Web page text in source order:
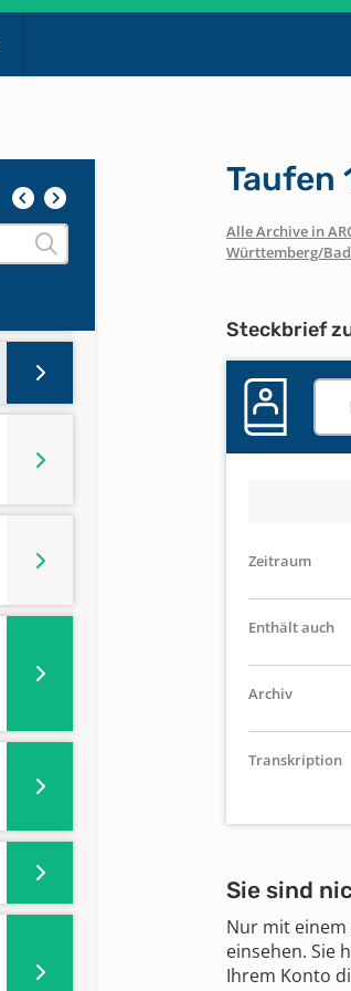
Taufen
Alle Archive in
Württemberg/
Steckbrief
Zeitraum
Enthält auch
Archiv
Transkription
Sie sind
Nur mit
einsehen. Sie
Ihrem Konto